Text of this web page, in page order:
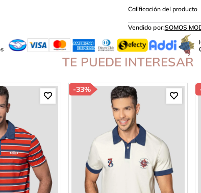
Calificación del producto
Vendido por:SOMOS
TE PUEDE INTERESAR
-33%